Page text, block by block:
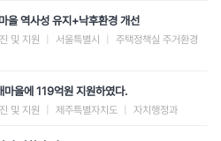
을 역사성 유지+낙후환경 개선
및 지원 서울특별시
주택정책실 주거환경
을에 119억원 지원하였다.
및 지원 제주특별자치도 자치행정과